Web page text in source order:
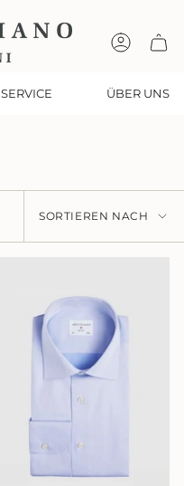
KONTO
SERVICE ÜBER UNS
Sortieren
nach
SORTIEREN NACH